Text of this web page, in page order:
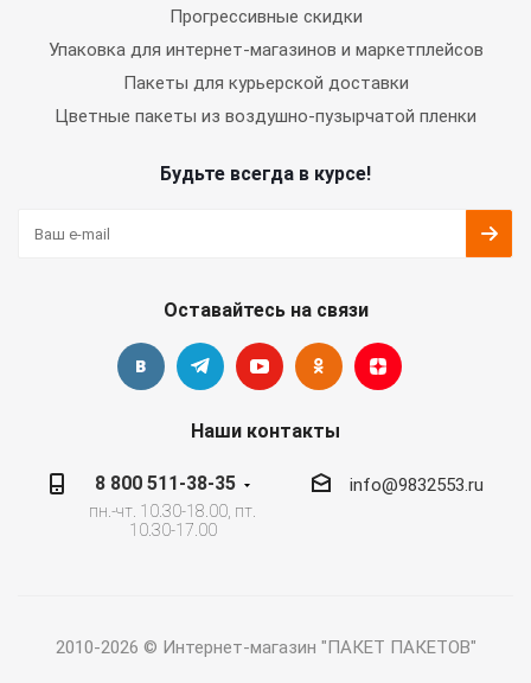
Прогрессивные скидки
Упаковка для интернет-магазинов и маркетплейсов
Пакеты для курьерской доставки
Цветные пакеты из воздушно-пузырчатой пленки
Будьте всегда в курсе!
Оставайтесь на связи
Наши контакты
8 800 511-38-35
пн.-чт. 10.30-18.00, пт.
10.30-17.00
info@9832553.ru
2010-2026 © Интернет-магазин "ПАКЕТ ПАКЕТОВ"